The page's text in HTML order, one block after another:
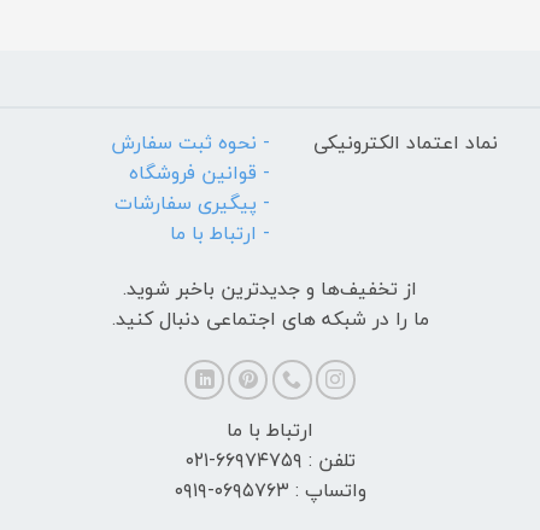
نماد اعتماد الکترونیکی
- نحوه ثبت سفارش
- قوانین فروشگاه
- پیگیری سفارشات
- ارتباط با ما
از تخفیف‌ها و جدیدترین‌ باخبر شوید.
ما را در شبکه های اجتماعی دنبال کنید.
ارتباط با ما
تلفن : ۶۶۹۷۴۷۵۹-۰۲۱
واتساپ : ۰۶۹۵۷۶۳-۰۹۱۹